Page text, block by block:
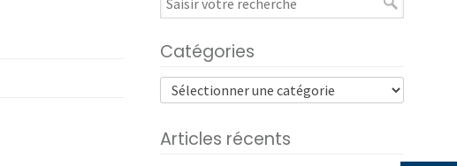
Catégories
Articles récents